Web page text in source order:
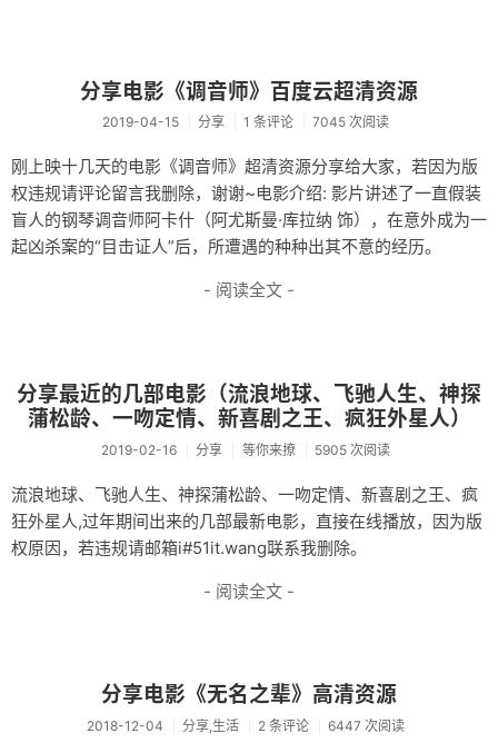
分享电影《调音师》百度云超清资源
2019-04-15 分享 1 条评论 7045 次阅读
刚上映十几天的电影《调音师》超清资源分享给大家，若因为版
权违规请评论留言我删除，谢谢~电影介绍: 影片讲述了一直假装
盲人的钢琴调音师阿卡什（阿尤斯曼·库拉纳 饰），在意外成为一
起凶杀案的“目击证人”后，所遭遇的种种出其不意的经历。
- 阅读全文 -
分享最近的几部电影（流浪地球、飞驰人生、神探
蒲松龄、一吻定情、新喜剧之王、疯狂外星人）
2019-02-16 分享 等你来撩 5905 次阅读
流浪地球、飞驰人生、神探蒲松龄、一吻定情、新喜剧之王、疯
狂外星人,过年期间出来的几部最新电影，直接在线播放，因为版
权原因，若违规请邮箱i#51it.wang联系我删除。
- 阅读全文 -
分享电影《无名之辈》高清资源
2018-12-04 分享,生活 2 条评论 6447 次阅读